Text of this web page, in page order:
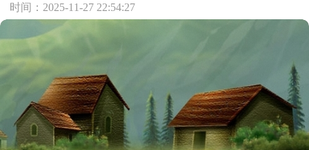
时间：2025-11-27 22:54:27